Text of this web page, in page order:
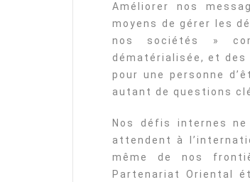
Améliorer nos
moyens de gérer les
nos sociétés »
dématérialisée, et
pour une personne
autant de questions
Nos défis internes
attendent à
même de nos
Partenariat Oriental